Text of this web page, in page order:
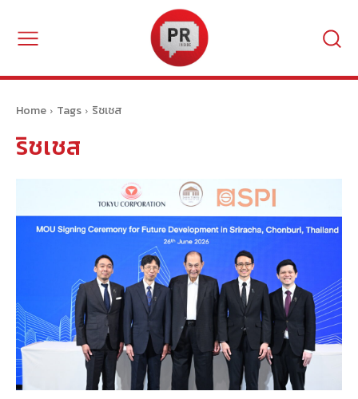
Home Tags ริชเชส
ริชเชส